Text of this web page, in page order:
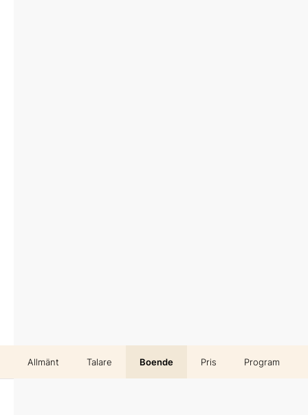
Allmänt Talare Boende Pris Program